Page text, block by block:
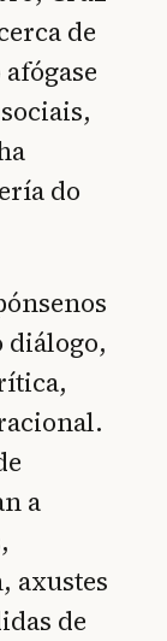
de
do
diálogo,
a
axustes
de